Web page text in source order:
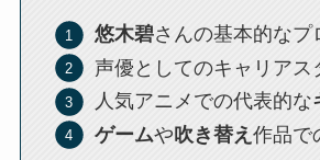
悠木碧さんの基本的なプ
声優としてのキャリアス
人気アニメでの代表的な
ゲームや吹き替え作品で